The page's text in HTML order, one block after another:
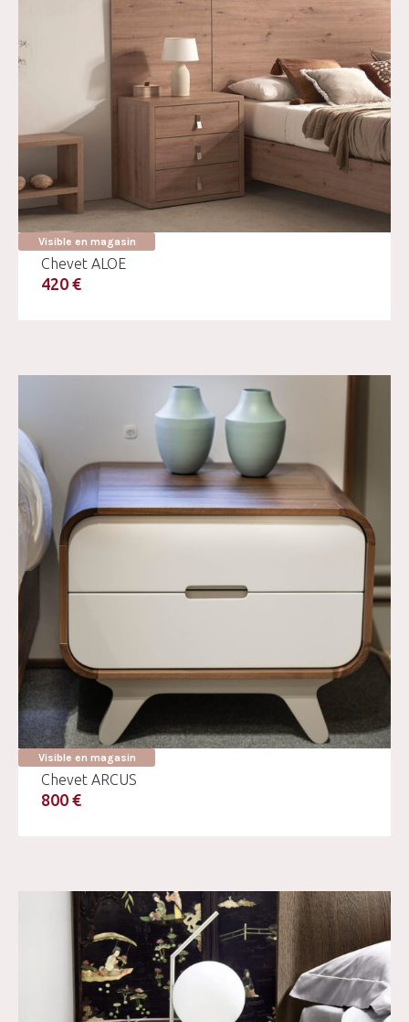
Visible en magasin
Chevet ALOE
420 €
Visible en magasin
Chevet ARCUS
800 €